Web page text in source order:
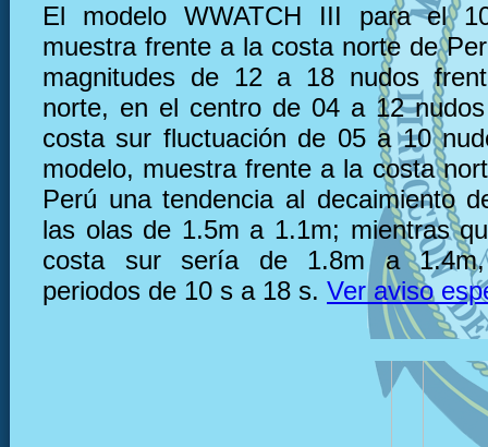
El modelo WWATCH III para el
muestra frente a la costa norte de
magnitudes de 12 a 18 nudos
norte, en el centro de 04 a 12
costa sur fluctuación de 05 a 10
modelo, muestra frente a la costa
Perú una tendencia al decaimiento
las olas de 1.5m a 1.1m; mientras
costa sur sería de 1.8m a
periodos de 10 s a 18 s. Ver aviso